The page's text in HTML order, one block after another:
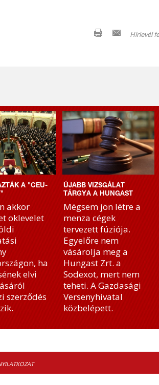
Hírlevél
A "CEU-
akkor
oklevelet
ha
elvi
szerződés
ÚJABB VIZSGÁLAT
TÁRGYA A HUNGAST
Mégsem jön létre a
menza cégek
tervezett fúziója.
Egyelőre nem
vásárolja meg a
Hungast Zrt. a
Sodexot, mert nem
teheti. A Gazdasági
Versenyhivatal
közbelépett.